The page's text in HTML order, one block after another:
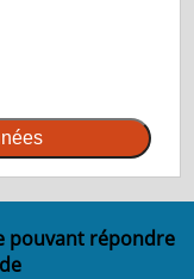
pouvant répondre